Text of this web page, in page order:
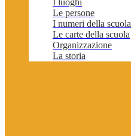
I luoghi
Le persone
I numeri della scuola
Le carte della scuola
Organizzazione
La storia